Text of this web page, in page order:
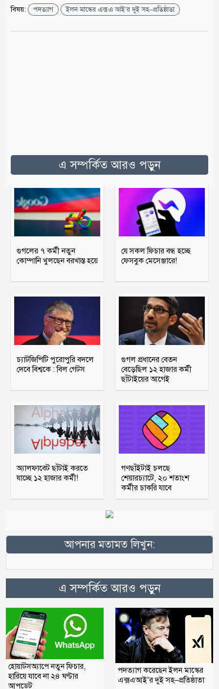
বিষয়: পদত্যাগ ইলন মাস্কের এক্সএ আই’র দুই সহ–প্রতিষ্ঠাতা
এ সম্পর্কিত আরও পড়ুন
গুগলের ৭ কর্মী নতুন
কোম্পানি খুলছেন বরখাস্ত হয়ে
যে সকল ফিচার বন্ধ হচ্ছে
ফেসবুক মেসেঞ্জারে!
চ্যাটজিপিটি পুরোপুরি বদলে
দেবে বিশ্বকে : বিল গেটস
গুগল প্রধানের বেতন
বেড়েছিল ১২ হাজার কর্মী
ছাঁটাইয়ের আগেই
অ্যালফাবেট ছাঁটাই করতে
যাচ্ছে ১২ হাজার কর্মী!
গণছাঁইটাই চলছে
শেয়ারচ্যাটে, ২০ শতাংশ
কর্মীর চাকরি যাবে
আপনার মতামত লিখুন:
এ সম্পর্কিত আরও পড়ুন
হোয়াটসঅ্যাপে নতুন ফিচার,
হারিয়ে যাবে না ২৪ ঘণ্টার
আপডেট
পদত্যাগ করেছেন ইলন মাস্কের
এক্সএআই’র দুই সহ–প্রতিষ্ঠাতা